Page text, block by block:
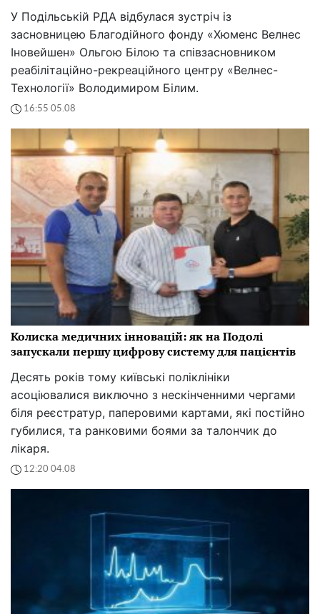
У Подільській РДА відбулася зустріч із
засновницею Благодійного фонду «Хюменс Велнес
Іновейшен» Ольгою Білою та співзасновником
реабілітаційно-рекреаційного центру «Велнес-
Технології» Володимиром Білим.
16:55 05.08
Колиска медичних інновацій: як на Подолі
запускали першу цифрову систему для пацієнтів
Десять років тому київські поліклініки
асоціювалися виключно з нескінченними чергами
біля реєстратур, паперовими картами, які постійно
губилися, та ранковими боями за талончик до
лікаря.
12:20 04.08